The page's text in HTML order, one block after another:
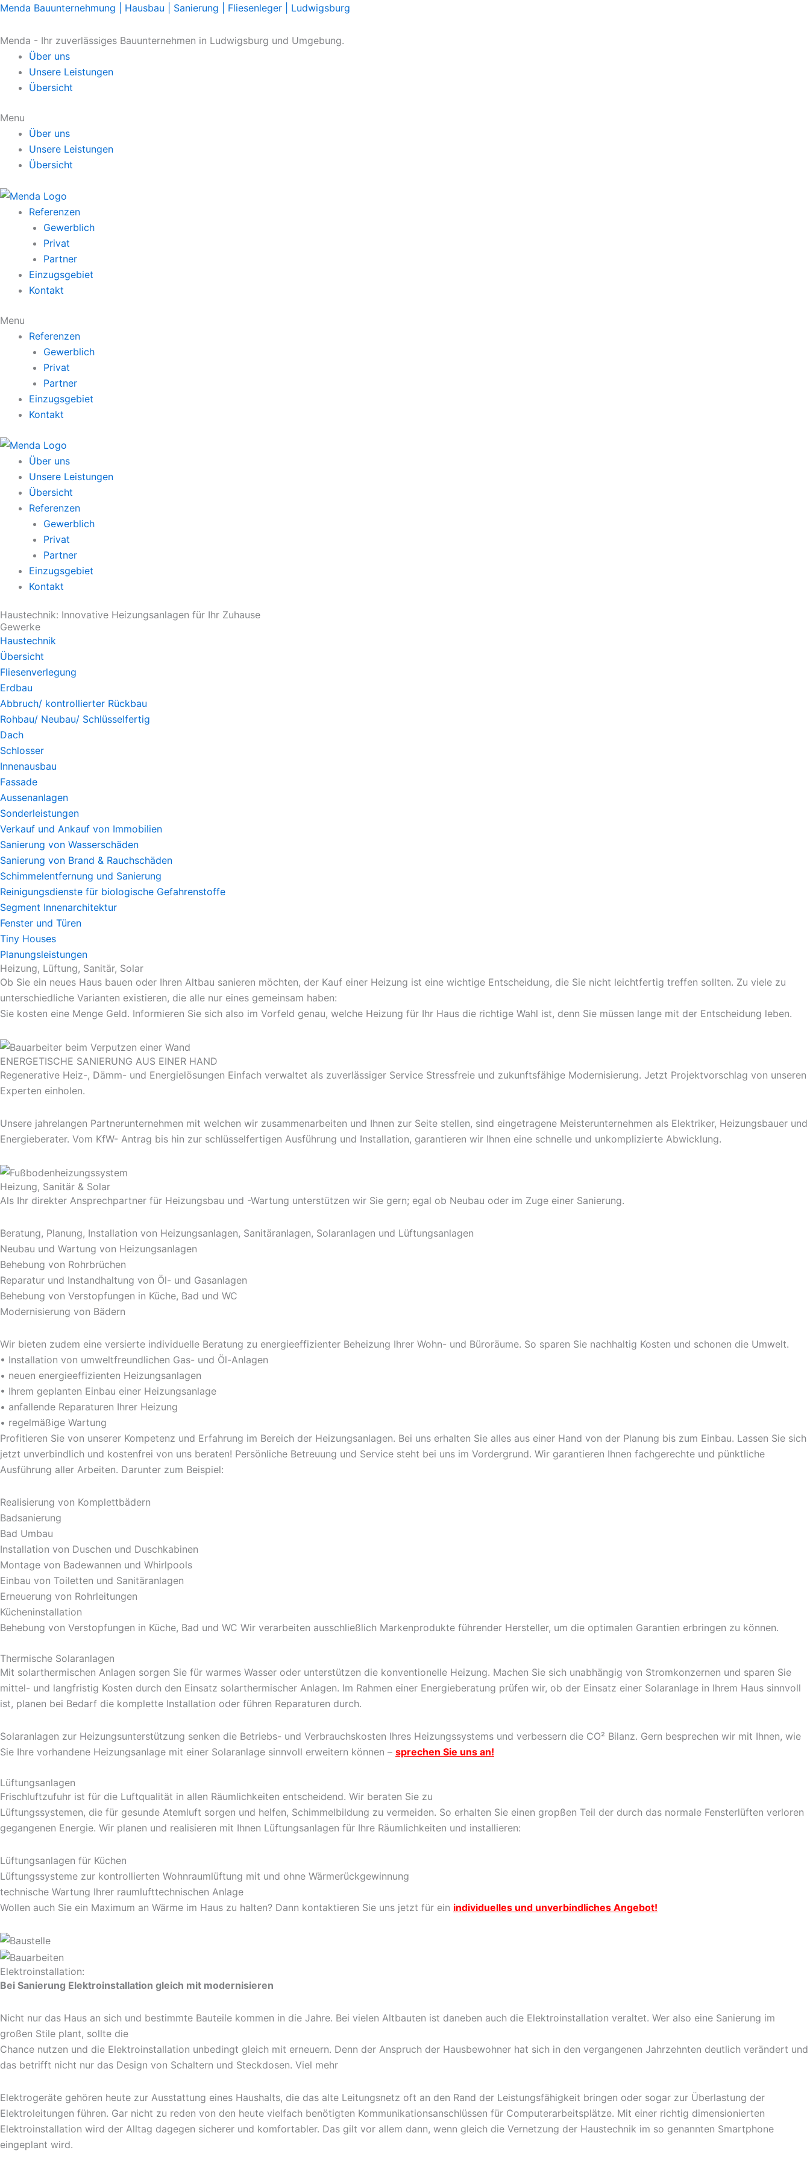
Menda Bauunternehmung | Hausbau | Sanierung | Fliesenleger | Ludwigsburg
Menda - Ihr zuverlässiges Bauunternehmen in Ludwigsburg und Umgebung.
Über uns
Unsere Leistungen
Übersicht
Menu
Über uns
Unsere Leistungen
Übersicht
Referenzen
Gewerblich
Privat
Partner
Einzugsgebiet
Kontakt
Menu
Referenzen
Gewerblich
Privat
Partner
Einzugsgebiet
Kontakt
Über uns
Unsere Leistungen
Übersicht
Referenzen
Gewerblich
Privat
Partner
Einzugsgebiet
Kontakt
Haustechnik: Innovative Heizungsanlagen für Ihr Zuhause
Gewerke
Haustechnik
Übersicht
Fliesenverlegung
Erdbau
Abbruch/ kontrollierter Rückbau
Rohbau/ Neubau/ Schlüsselfertig
Dach
Schlosser
Innenausbau
Fassade
Aussenanlagen
Sonderleistungen
Verkauf und Ankauf von Immobilien
Sanierung von Wasserschäden
Sanierung von Brand & Rauchschäden
Schimmelentfernung und Sanierung
Reinigungsdienste für biologische Gefahrenstoffe
Segment Innenarchitektur
Fenster und Türen
Tiny Houses
Planungsleistungen
Heizung, Lüftung, Sanitär, Solar
Ob Sie ein neues Haus bauen oder Ihren Altbau sanieren möchten, der Kauf einer Heizung ist eine wichtige Entscheidung, die Sie nicht leichtfertig treffen sollten. Zu viele zu
unterschiedliche Varianten existieren, die alle nur eines gemeinsam haben:
Sie kosten eine Menge Geld. Informieren Sie sich also im Vorfeld genau, welche Heizung für Ihr Haus die richtige Wahl ist, denn Sie müssen lange mit der Entscheidung leben.
ENERGETISCHE SANIERUNG AUS EINER HAND
Regenerative Heiz-, Dämm- und Energielösungen Einfach verwaltet als zuverlässiger Service Stressfreie und zukunftsfähige Modernisierung. Jetzt Projektvorschlag von unseren
Experten einholen.
Unsere jahrelangen Partnerunternehmen mit welchen wir zusammenarbeiten und Ihnen zur Seite stellen, sind eingetragene Meisterunternehmen als Elektriker, Heizungsbauer und
Energieberater. Vom KfW- Antrag bis hin zur schlüsselfertigen Ausführung und Installation, garantieren wir Ihnen eine schnelle und unkomplizierte Abwicklung.
Heizung, Sanitär & Solar
Als Ihr direkter Ansprechpartner für Heizungsbau und -Wartung unterstützen wir Sie gern; egal ob Neubau oder im Zuge einer Sanierung.
Beratung, Planung, Installation von Heizungsanlagen, Sanitäranlagen, Solaranlagen und Lüftungsanlagen
Neubau und Wartung von Heizungsanlagen
Behebung von Rohrbrüchen
Reparatur und Instandhaltung von Öl- und Gasanlagen
Behebung von Verstopfungen in Küche, Bad und WC
Modernisierung von Bädern
Wir bieten zudem eine versierte individuelle Beratung zu energieeffizienter Beheizung Ihrer Wohn- und Büroräume. So sparen Sie nachhaltig Kosten und schonen die Umwelt.
• Installation von umweltfreundlichen Gas- und Öl-Anlagen
• neuen energieeffizienten Heizungsanlagen
• Ihrem geplanten Einbau einer Heizungsanlage
• anfallende Reparaturen Ihrer Heizung
• regelmäßige Wartung
Profitieren Sie von unserer Kompetenz und Erfahrung im Bereich der Heizungsanlagen. Bei uns erhalten Sie alles aus einer Hand von der Planung bis zum Einbau. Lassen Sie sich
jetzt unverbindlich und kostenfrei von uns beraten! Persönliche Betreuung und Service steht bei uns im Vordergrund. Wir garantieren Ihnen fachgerechte und pünktliche
Ausführung aller Arbeiten. Darunter zum Beispiel:
Realisierung von Komplettbädern
Badsanierung
Bad Umbau
Installation von Duschen und Duschkabinen
Montage von Badewannen und Whirlpools
Einbau von Toiletten und Sanitäranlagen
Erneuerung von Rohrleitungen
Kücheninstallation
Behebung von Verstopfungen in Küche, Bad und WC Wir verarbeiten ausschließlich Markenprodukte führender Hersteller, um die optimalen Garantien erbringen zu können.
Thermische Solaranlagen
Mit solarthermischen Anlagen sorgen Sie für warmes Wasser oder unterstützen die konventionelle Heizung. Machen Sie sich unabhängig von Stromkonzernen und sparen Sie
mittel- und langfristig Kosten durch den Einsatz solarthermischer Anlagen. Im Rahmen einer Energieberatung prüfen wir, ob der Einsatz einer Solaranlage in Ihrem Haus sinnvoll
ist, planen bei Bedarf die komplette Installation oder führen Reparaturen durch.
Solaranlagen zur Heizungsunterstützung senken die Betriebs- und Verbrauchskosten Ihres Heizungssystems und verbessern die CO² Bilanz. Gern besprechen wir mit Ihnen, wie
Sie Ihre vorhandene Heizungsanlage mit einer Solaranlage sinnvoll erweitern können – sprechen Sie uns an!
Lüftungsanlagen
Frischluftzufuhr ist für die Luftqualität in allen Räumlichkeiten entscheidend. Wir beraten Sie zu
Lüftungssystemen, die für gesunde Atemluft sorgen und helfen, Schimmelbildung zu vermeiden. So erhalten Sie einen gropßen Teil der durch das normale Fensterlüften verloren
gegangenen Energie. Wir planen und realisieren mit Ihnen Lüftungsanlagen für Ihre Räumlichkeiten und installieren:
Lüftungsanlagen für Küchen
Lüftungssysteme zur kontrollierten Wohnraumlüftung mit und ohne Wärmerückgewinnung
technische Wartung Ihrer raumlufttechnischen Anlage
Wollen auch Sie ein Maximum an Wärme im Haus zu halten? Dann kontaktieren Sie uns jetzt für ein individuelles und unverbindliches Angebot!
Elektroinstallation:
Bei Sanierung Elektroinstallation gleich mit modernisieren
Nicht nur das Haus an sich und bestimmte Bauteile kommen in die Jahre. Bei vielen Altbauten ist daneben auch die Elektroinstallation veraltet. Wer also eine Sanierung im
großen Stile plant, sollte die
Chance nutzen und die Elektroinstallation unbedingt gleich mit erneuern. Denn der Anspruch der Hausbewohner hat sich in den vergangenen Jahrzehnten deutlich verändert und
das betrifft nicht nur das Design von Schaltern und Steckdosen. Viel mehr
Elektrogeräte gehören heute zur Ausstattung eines Haushalts, die das alte Leitungsnetz oft an den Rand der Leistungsfähigkeit bringen oder sogar zur Überlastung der
Elektroleitungen führen. Gar nicht zu reden von den heute vielfach benötigten Kommunikationsanschlüssen für Computerarbeitsplätze. Mit einer richtig dimensionierten
Elektroinstallation wird der Alltag dagegen sicherer und komfortabler. Das gilt vor allem dann, wenn gleich die Vernetzung der Haustechnik im so genannten Smartphone
eingeplant wird.